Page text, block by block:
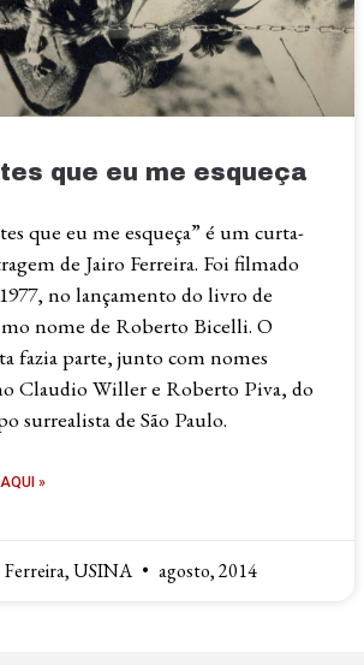
que eu me esqueça
que eu me esqueça” é um curta-
de Jairo Ferreira. Foi filmado
no lançamento do livro de
nome de Roberto Bicelli. O
fazia parte, junto com nomes
Claudio Willer e Roberto Piva, do
surrealista de São Paulo.
»
Ferreira, USINA agosto, 2014